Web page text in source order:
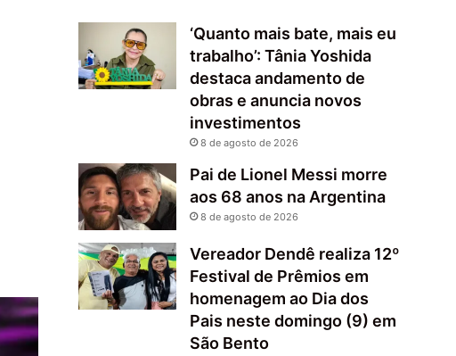
‘Quanto mais bate, mais eu
trabalho’: Tânia Yoshida
destaca andamento de
obras e anuncia novos
investimentos
8 de agosto de 2026
Pai de Lionel Messi morre
aos 68 anos na Argentina
8 de agosto de 2026
Vereador Dendê realiza 12º
Festival de Prêmios em
homenagem ao Dia dos
Pais neste domingo (9) em
São Bento